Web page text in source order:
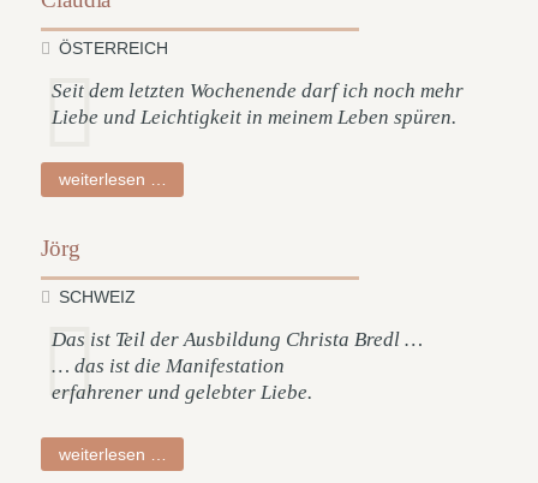
ÖSTERREICH
Seit dem letzten Wochenende darf ich noch mehr
Liebe und Leichtigkeit in meinem Leben spüren.
weiterlesen …
Jörg
SCHWEIZ
Das ist Teil der Ausbildung Christa Bredl …
… das ist die Manifestation
erfahrener und gelebter Liebe.
weiterlesen …